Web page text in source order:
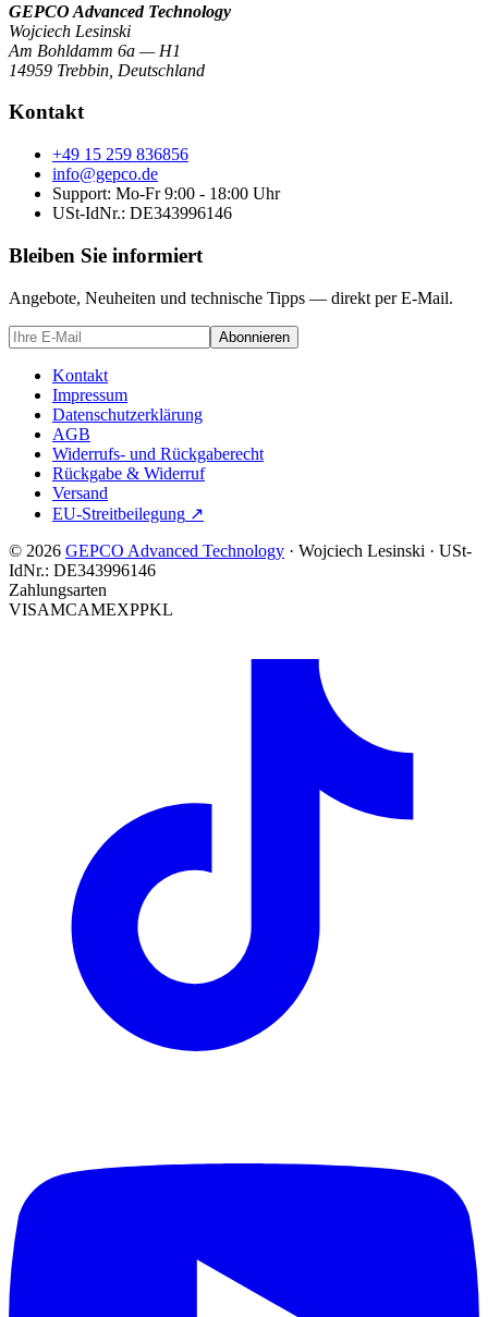
GEPCO Advanced Technology
Wojciech Lesinski
Am Bohldamm 6a — H1
14959 Trebbin Deutschland
Kontakt
+49 15 259 836856
info@gepco.de
Support: Mo-Fr 9:00 - 18:00 Uhr
USt-IdNr.: DE343996146
Bleiben Sie informiert
Angebote, Neuheiten und technische Tipps — direkt per E-Mail.
Abonnieren
Kontakt
Impressum
Datenschutzerklärung
AGB
Widerrufs- und Rückgaberecht
Rückgabe & Widerruf
Versand
EU-Streitbeilegung ↗
© 2026 GEPCO Advanced Technology · Wojciech Lesinski · USt-
IdNr.: DE343996146
Zahlungsarten
VISAMCAMEXPPKL